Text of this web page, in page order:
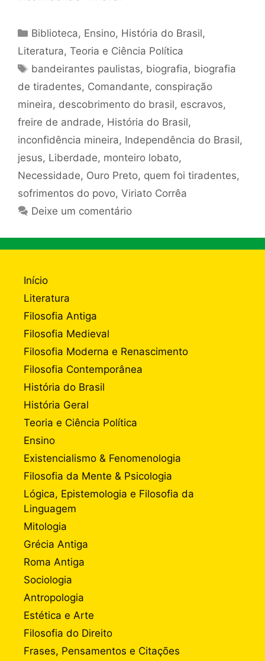
Categorias
Biblioteca, Ensino, História do Brasil,
Literatura, Teoria e Ciência Política
Tags
bandeirantes paulistas, biografia, biografia
de tiradentes, Comandante, conspiração
mineira, descobrimento do brasil, escravos,
freire de andrade, História do Brasil,
inconfidência mineira, Independência do Brasil,
jesus, Liberdade, monteiro lobato,
Necessidade, Ouro Preto, quem foi tiradentes,
sofrimentos do povo, Viriato Corrêa
Deixe um comentário
Início
Literatura
Filosofia Antiga
Filosofia Medieval
Filosofia Moderna e Renascimento
Filosofia Contemporânea
História do Brasil
História Geral
Teoria e Ciência Política
Ensino
Existencialismo & Fenomenologia
Filosofia da Mente & Psicologia
Lógica, Epistemologia e Filosofia da
Linguagem
Mitologia
Grécia Antiga
Roma Antiga
Sociologia
Antropologia
Estética e Arte
Filosofia do Direito
Frases, Pensamentos e Citações